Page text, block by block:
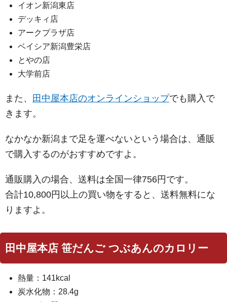
イオン新潟東店
デッキィ店
アークプラザ店
ベイシア新潟豊栄店
とやの店
大学前店
また、 田中屋本店のオンラインショップでも購入で
きます。
なかなか新潟まで足を運べないという場合は、通販
で購入するのがおすすめですよ。
通販購入の場合、送料は全国一律756円です。
合計10,800円以上の買い物をすると、送料無料にな
りますよ。
田中屋本店 笹だんご つぶあんのカロリー
熱量：141kcal
炭水化物：28.4g